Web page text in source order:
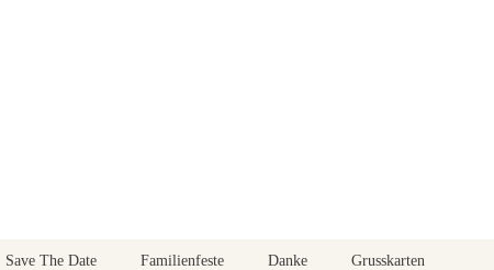
Save The Date Familienfeste Danke Grusskarten